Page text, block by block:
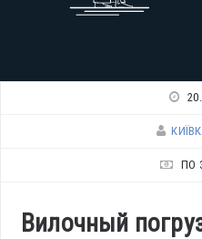
ПО
Вилочный